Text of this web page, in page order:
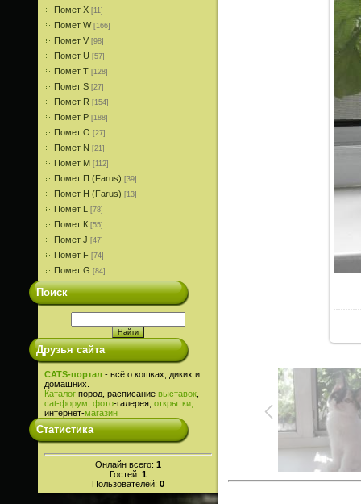
Помет X [11]
Помет W [166]
Помет V [98]
Помет U [57]
Помет T [128]
Помет S [27]
Помет R [154]
Помет P [188]
Помет О [27]
Помет N [21]
Помет M [112]
Помет П (Farus) [39]
Помет Н (Farus) [13]
Помет L [78]
Помет К [55]
Помет J [47]
Помет F [74]
Помет G [84]
Поиск
Друзья сайта
CATS-портал - всё о кошках, диких и
домашних.
Каталог пород, расписание выставок
cat-форум, фото-галерея, открытки,
интернет-магазин
Статистика
Онлайн всего: 1
Гостей: 1
Пользователей: 0